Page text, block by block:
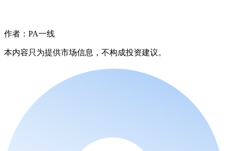
作者：PA一线
本内容只为提供市场信息，不构成投资建议。